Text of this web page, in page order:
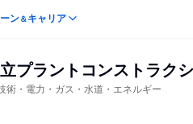
ン＆キャリア
プラントコンストラク
術・電力・ガス・水道・エネルギー